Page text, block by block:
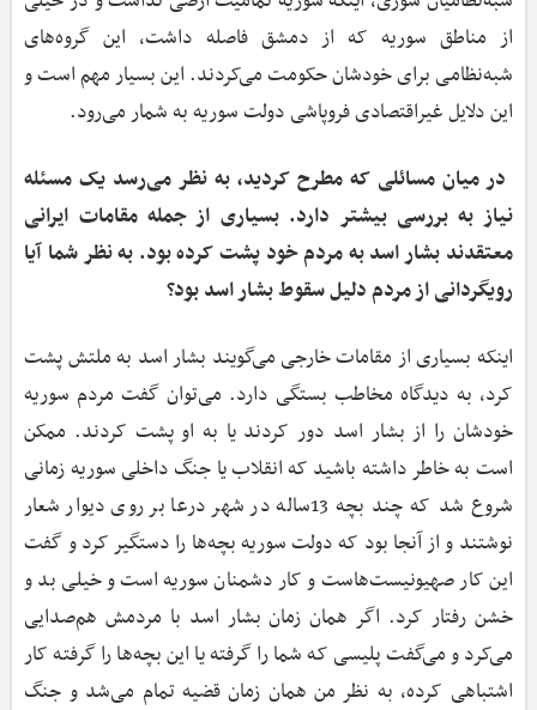
از مناطق سوریه که از دمشق فاصله داشت، این گروه‌های
شبه‌نظامی برای خودشان حکومت می‌کردند. این بسیار مهم است و
این دلایل غیراقتصادی فروپاشی دولت سوریه به شمار می‌رود.
‌ در میان مسائلی که مطرح کردید، به نظر می‌رسد یک مسئله
نیاز به بررسی بیشتر دارد. بسیاری از جمله مقامات ایرانی
معتقدند بشار اسد به مردم خود پشت کرده بود. به نظر شما آیا
رویگردانی از مردم دلیل سقوط بشار اسد بود؟
اینکه بسیاری از مقامات خارجی می‌گویند بشار اسد به ملتش پشت
کرد، به دیدگاه مخاطب بستگی دارد. می‌توان گفت مردم سوریه
خودشان را از بشار اسد دور کردند یا به او پشت کردند. ممکن
است به خاطر داشته باشید که انقلاب یا جنگ داخلی سوریه زمانی
شروع شد که چند بچه 13ساله در شهر درعا بر روی دیوار شعار
نوشتند و از آنجا بود که دولت سوریه بچه‌ها را دستگیر کرد و گفت
این کار صهیونیست‌هاست و کار دشمنان سوریه است و خیلی بد و
خشن رفتار کرد. اگر همان زمان بشار اسد با مردمش هم‌صدایی
می‌کرد و می‌گفت پلیسی که شما را گرفته یا این بچه‌ها را گرفته کار
اشتباهی کرده، به نظر من همان زمان قضیه تمام می‌شد و جنگ